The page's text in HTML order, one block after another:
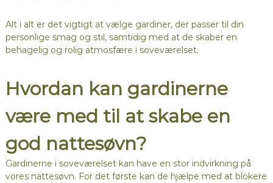
Alt i alt er det vigtigt at vælge gardiner, der passer til din
personlige smag og stil, samtidig med at de skaber en
behagelig og rolig atmosfære i soveværelset.
Hvordan kan gardinerne
være med til at skabe en
god nattesøvn?
Gardinerne i soveværelset kan have en stor indvirkning på
vores nattesøvn. For det første kan de hjælpe med at blokere